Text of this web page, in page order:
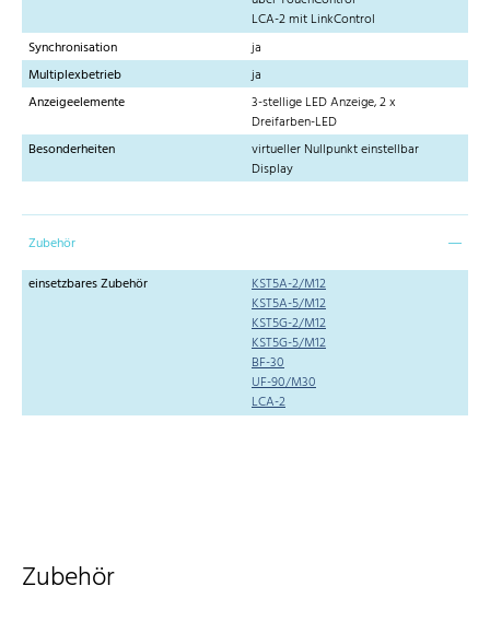
LCA-2 mit LinkControl
Synchronisation
ja
Multiplexbetrieb
ja
Anzeigeelemente
3-stellige LED Anzeige, 2 x
Dreifarben-LED
Besonderheiten
virtueller Nullpunkt einstellbar
Display
Zubehör
einsetzbares Zubehör
KST5A-2/M12
KST5A-5/M12
KST5G-2/M12
KST5G-5/M12
BF-30
UF-90/M30
LCA-2
Zubehör